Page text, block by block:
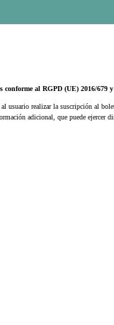
al RGPD (UE) 2016/679
usuario realizar la suscripción al
adicional, que puede